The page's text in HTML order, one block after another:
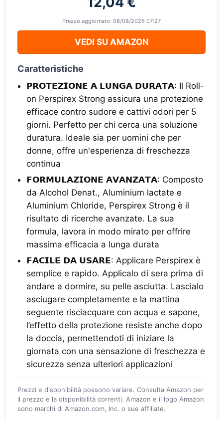
Prezzo aggiornato: 08/08/2026 07:27
VEDI SU AMAZON
Caratteristiche
𝗣𝗥𝗢𝗧𝗘𝗭𝗜𝗢𝗡𝗘 𝗔 𝗟𝗨𝗡𝗚𝗔 𝗗𝗨𝗥𝗔𝗧𝗔: Il Roll-
on Perspirex Strong assicura una protezione
efficace contro sudore e cattivi odori per 5
giorni. Perfetto per chi cerca una soluzione
duratura. Ideale sia per uomini che per
donne, offre un'esperienza di freschezza
continua
𝗙𝗢𝗥𝗠𝗨𝗟𝗔𝗭𝗜𝗢𝗡𝗘 𝗔𝗩𝗔𝗡𝗭𝗔𝗧𝗔: Composto
da Alcohol Denat., Aluminium lactate e
Aluminium Chloride, Perspirex Strong è il
risultato di ricerche avanzate. La sua
formula, lavora in modo mirato per offrire
massima efficacia a lunga durata
𝗙𝗔𝗖𝗜𝗟𝗘 𝗗𝗔 𝗨𝗦𝗔𝗥𝗘: Applicare Perspirex è
semplice e rapido. Applicalo di sera prima di
andare a dormire, su pelle asciutta. Lascialo
asciugare completamente e la mattina
seguente risciacquare con acqua e sapone,
l’effetto della protezione resiste anche dopo
la doccia, permettendoti di iniziare la
giornata con una sensazione di freschezza e
sicurezza senza ulteriori applicazioni
Prezzi e disponibilità possono variare. Consulta Amazon per
il prezzo e la disponibilità correnti. Amazon e il logo Amazon
sono marchi di Amazon.com, Inc. o sue affiliate.